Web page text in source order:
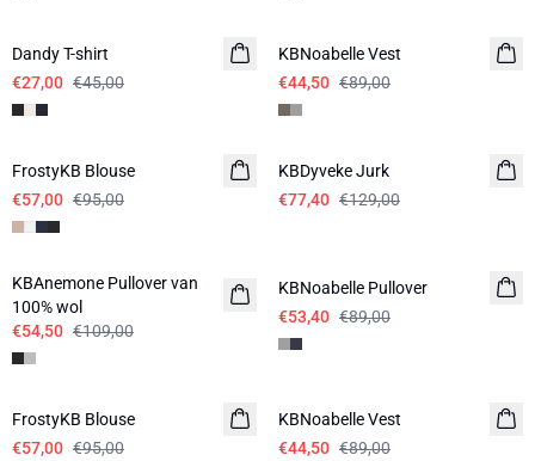
Dandy T-shirt
€27,00 €45,00
KBNoabelle Vest
€44,50 €89,00
-40%
FrostyKB Blouse
€57,00 €95,00
-40%
KBDyveke Jurk
€77,40 €129,00
-50%
KBAnemone Pullover van
100% wol
€54,50 €109,00
KBNoabelle Pullover
€53,40 €89,00
-40%
FrostyKB Blouse
€57,00 €95,00
KBNoabelle Vest
€44,50 €89,00